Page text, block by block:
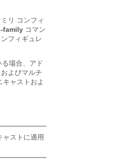
リ コンフィ
family コマン
フィギュレ
場合、アド
よびマルチ
ャストおよ
ャストに適用